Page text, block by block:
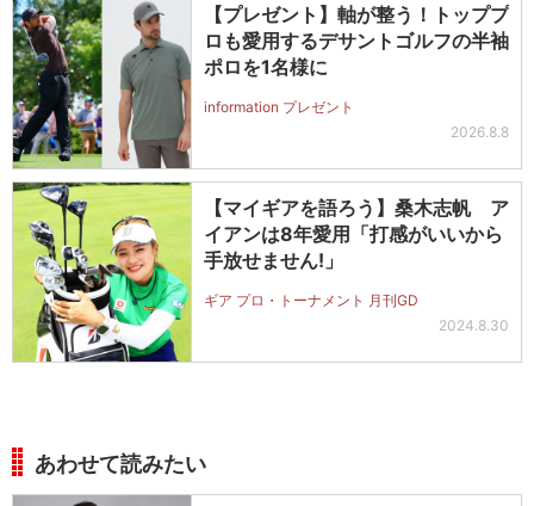
【プレゼント】軸が整う！トッププ
ロも愛用するデサントゴルフの半袖
ポロを1名様に
information プレゼント
2026.8.8
【マイギアを語ろう】桑木志帆 ア
イアンは8年愛用「打感がいいから
手放せません!」
ギア プロ・トーナメント 月刊GD
2024.8.30
あわせて読みたい